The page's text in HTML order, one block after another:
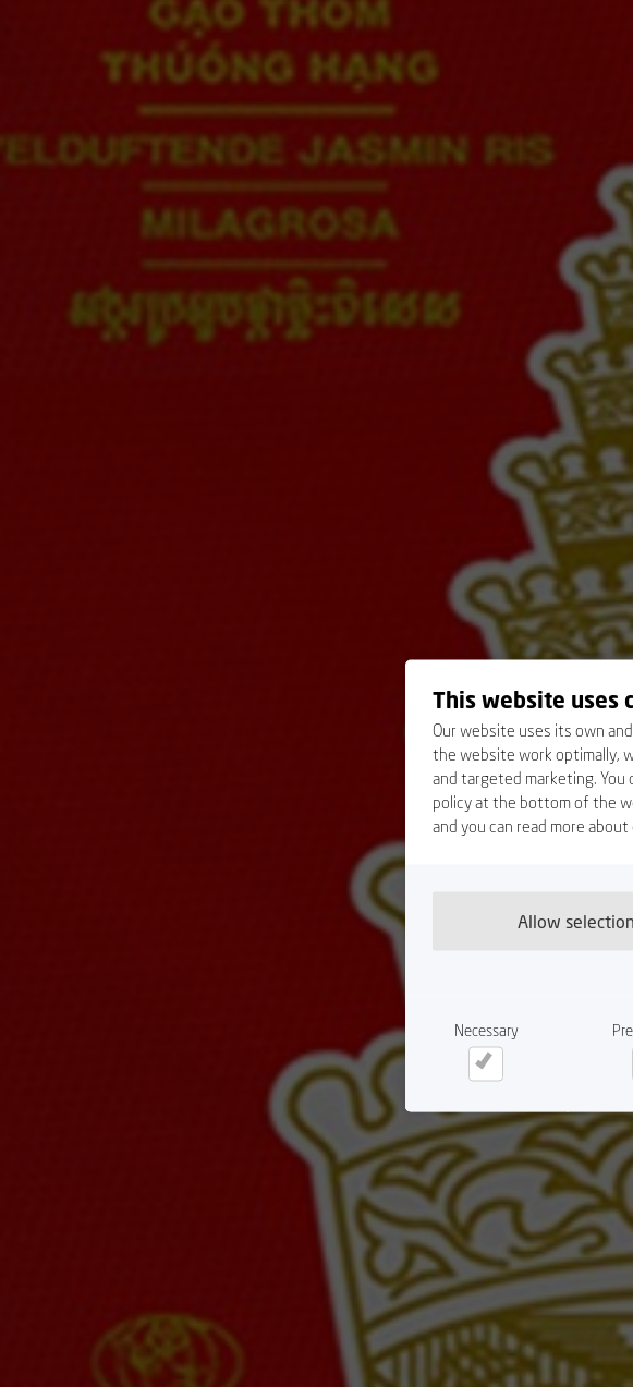
This website uses
Our website uses its own
the website work optimally,
and targeted marketing. You
policy at the bottom of the
and you can read more
Allow selection
Necessary